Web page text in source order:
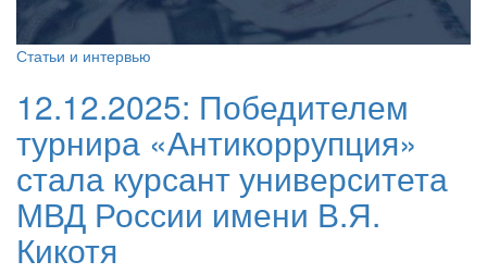
Статьи и интервью
12.12.2025: Победителем
турнира «Антикоррупция»
стала курсант университета
МВД России имени В.Я.
Кикотя